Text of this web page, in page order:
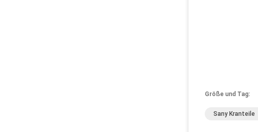
Größe und Tag:
Sany Kranteile